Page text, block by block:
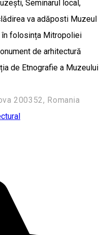
Seminarul local,
va adăposti Muzeul
în folosința Mitropoliei
de arhitectură
de Etnografie a Muzeului
200352, Romania